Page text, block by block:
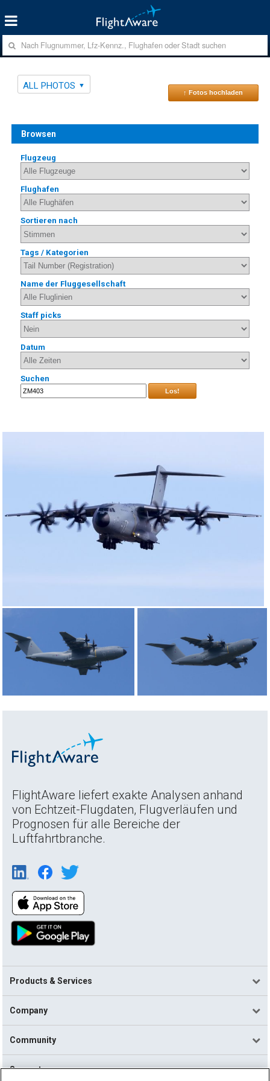
ALL PHOTOS
↑ Fotos hochladen
Browsen
Flugzeug
Flughafen
Sortieren nach
Tags / Kategorien
Name der Fluggesellschaft
Staff picks
Datum
Suchen
Los!
FlightAware liefert exakte Analysen anhand
von Echtzeit-Flugdaten, Flugverläufen und
Prognosen für alle Bereiche der
Luftfahrtbranche.
Products & Services
Company
Community
Support